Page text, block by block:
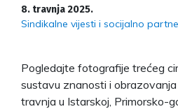
8. travnja 2025.
Sindikalne vijesti i socijalno
Pogledajte fotografije trećeg
sustavu znanosti i obrazovanja
travnja u Istarskoj, Primorsko-